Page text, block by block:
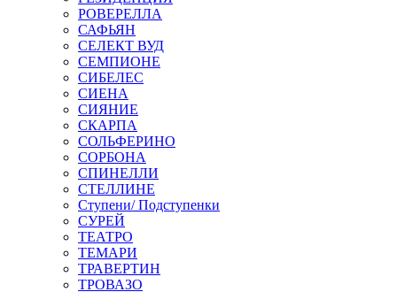
РОВЕРЕЛЛА
САФЬЯН
СЕЛЕКТ ВУД
СЕМПИОНЕ
СИБЕЛЕС
СИЕНА
СИЯНИЕ
СКАРПА
СОЛЬФЕРИНО
СОРБОНА
СПИНЕЛЛИ
СТЕЛЛИНЕ
Ступени/ Подступенки
СУРЕЙ
ТЕАТРО
ТЕМАРИ
ТРАВЕРТИН
ТРОВАЗО